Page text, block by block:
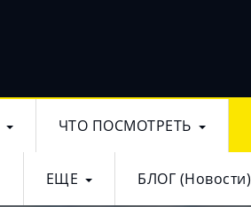
ЧТО ПОСМОТРЕТЬ
ЕЩЕ БЛОГ (Новости)